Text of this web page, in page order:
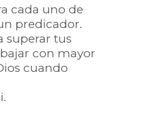
cada uno de
predicador.
superar tus
con mayor
cuando